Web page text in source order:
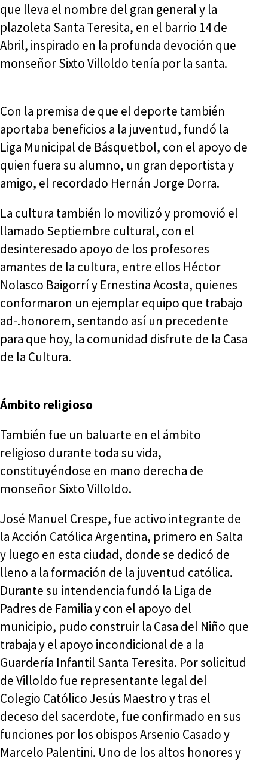
que lleva el nombre del gran general y la
plazoleta Santa Teresita, en el barrio 14 de
Abril, inspirado en la profunda devoción que
monseñor Sixto Villoldo tenía por la santa.
Con la premisa de que el deporte también
aportaba beneficios a la juventud, fundó la
Liga Municipal de Básquetbol, con el apoyo de
quien fuera su alumno, un gran deportista y
amigo, el recordado Hernán Jorge Dorra.
La cultura también lo movilizó y promovió el
llamado Septiembre cultural, con el
desinteresado apoyo de los profesores
amantes de la cultura, entre ellos Héctor
Nolasco Baigorrí y Ernestina Acosta, quienes
conformaron un ejemplar equipo que trabajo
ad-.honorem, sentando así un precedente
para que hoy, la comunidad disfrute de la Casa
de la Cultura.
Ámbito religioso
También fue un baluarte en el ámbito
religioso durante toda su vida,
constituyéndose en mano derecha de
monseñor Sixto Villoldo.
José Manuel Crespe, fue activo integrante de
la Acción Católica Argentina, primero en Salta
y luego en esta ciudad, donde se dedicó de
lleno a la formación de la juventud católica.
Durante su intendencia fundó la Liga de
Padres de Familia y con el apoyo del
municipio, pudo construir la Casa del Niño que
trabaja y el apoyo incondicional de a la
Guardería Infantil Santa Teresita. Por solicitud
de Villoldo fue representante legal del
Colegio Católico Jesús Maestro y tras el
deceso del sacerdote, fue confirmado en sus
funciones por los obispos Arsenio Casado y
Marcelo Palentini. Uno de los altos honores y